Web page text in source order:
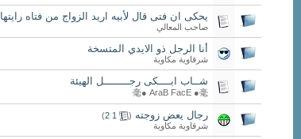
يحكى ان فتى قال لأبيه اريد الزواج من فتاه رايتها
صاحب المعالي
أنا الرجل ذو الايدي المتسخة
شرقاوية مكاوية
شــاب ابــــكى رجــــــــل الهيئة‎
毫● AraB FacE ●毫
رجال يعض زوجته (
1
2
)
شرقاوية مكاوية